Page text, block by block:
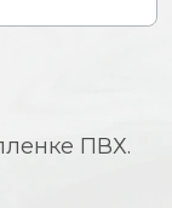
ПВХ.